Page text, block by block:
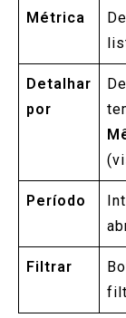
Métrica
Detalhar
por
Período
Filtrar